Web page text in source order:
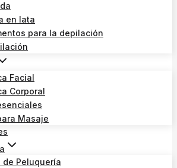
en lata
para la depilación
Facial
Corporal
Masaje
de Peluquería